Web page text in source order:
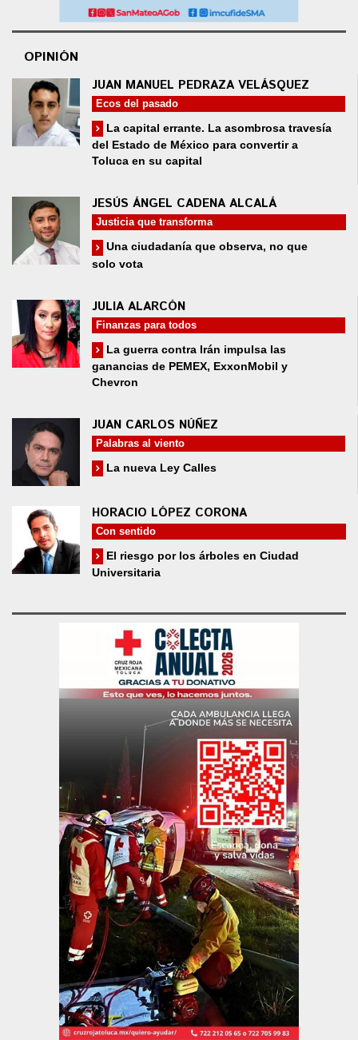
OPINIÓN
JUAN MANUEL PEDRAZA VELÁSQUEZ
Ecos del pasado
La capital errante. La asombrosa travesía
del Estado de México para convertir a
Toluca en su capital
JESÚS ÁNGEL CADENA ALCALÁ
Justicia que transforma
Una ciudadanía que observa, no que
solo vota
JULIA ALARCÓN
Finanzas para todos
La guerra contra Irán impulsa las
ganancias de PEMEX, ExxonMobil y
Chevron
JUAN CARLOS NÚÑEZ
Palabras al viento
La nueva Ley Calles
HORACIO LÓPEZ CORONA
Con sentido
El riesgo por los árboles en Ciudad
Universitaria